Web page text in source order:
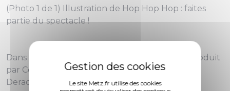
Le site Metz.fr utilise des cookies
(Photo 1 de 1) Illustration de Hop Hop Hop : faites
partie du spectacle !
Dans le cadre du spectacle
coproduit
par Constellations et Hop Hop Hop, la Cie
Deracinemoa recherche15 bénévoles.